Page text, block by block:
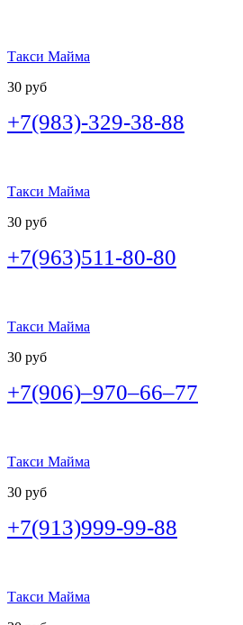
Такси Майма
30 руб
+7(983)-329-38-88
Такси Майма
30 руб
+7(963)511-80-80
Такси Майма
30 руб
+7(906)–970–66–77
Такси Майма
30 руб
+7(913)999-99-88
Такси Майма